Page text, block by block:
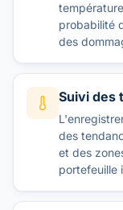
probabilité
des
Suivi des
des
et des
portefeuille